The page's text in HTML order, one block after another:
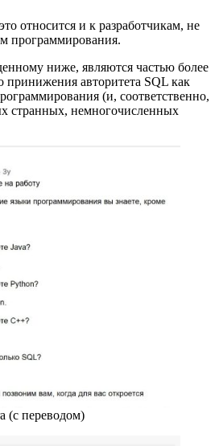
относится и к разработчикам, не
программирования.
ниже, являются частью более
принижения авторитета SQL как
(и, соответственно,
странных, немногочисленных
(с переводом)